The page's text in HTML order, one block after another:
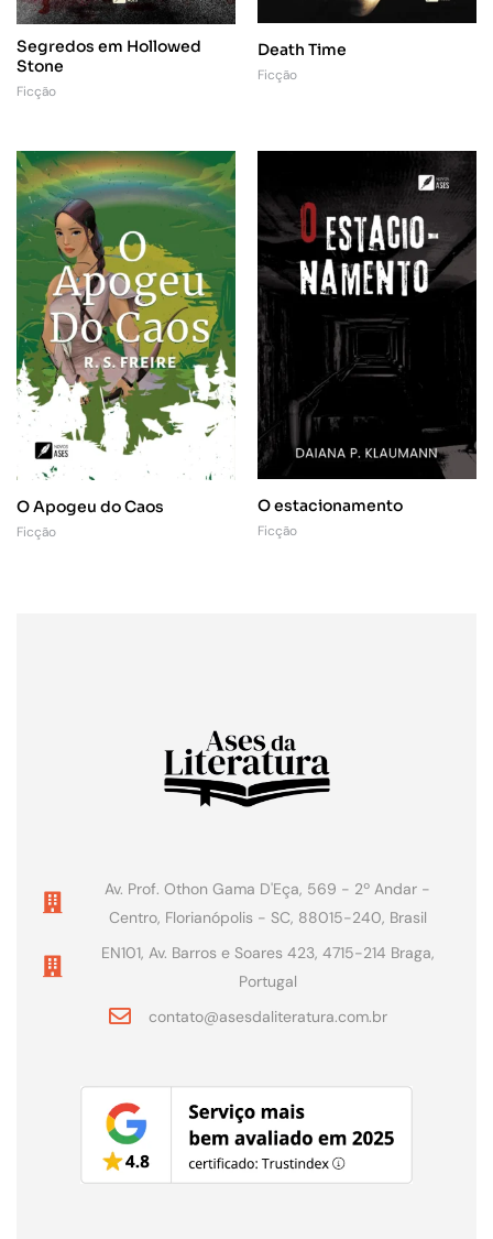
Segredos em Hollowed
Stone
Ficção
Death Time
Ficção
O Apogeu do Caos
Ficção
O estacionamento
Ficção
Av. Prof. Othon Gama D'Eça, 569 - 2º Andar -
Centro, Florianópolis - SC, 88015-240, Brasil
EN101, Av. Barros e Soares 423, 4715-214 Braga,
Portugal
contato@asesdaliteratura.com.br